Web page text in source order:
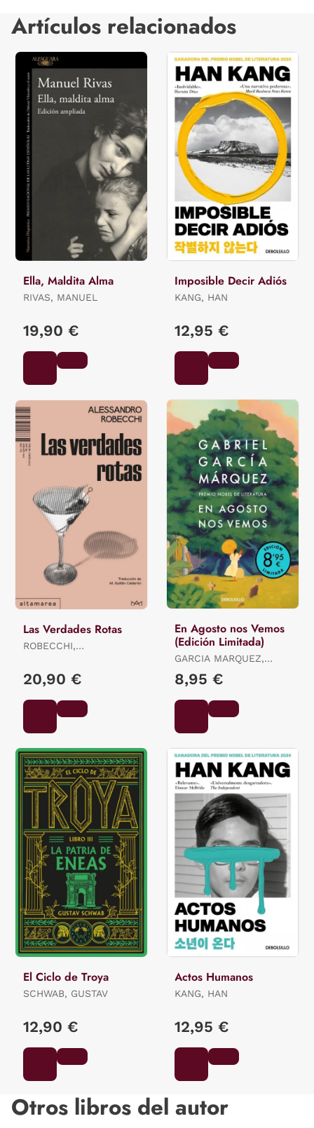
Artículos relacionados
Ella, Maldita Alma
RIVAS, MANUEL
19,90 €
Imposible Decir Adiós
KANG, HAN
12,95 €
Las Verdades Rotas
ROBECCHI,
20,90 €
En Agosto nos Vemos
(Edición Limitada)
GARCIA MARQUEZ,
8,95 €
El Ciclo de Troya
SCHWAB, GUSTAV
12,90 €
Actos Humanos
KANG, HAN
12,95 €
Otros libros del autor